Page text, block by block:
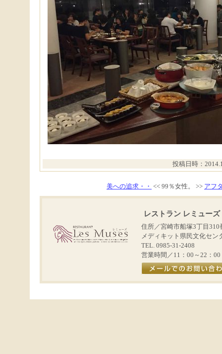
投稿日時：
美への追求・・ << 99％女性。 >> アフ
レストラン レミューズ
住所／宮崎市船塚3丁目310
メディキット県民文化セン
TEL. 0985-31-2408
営業時間／11：00～22：